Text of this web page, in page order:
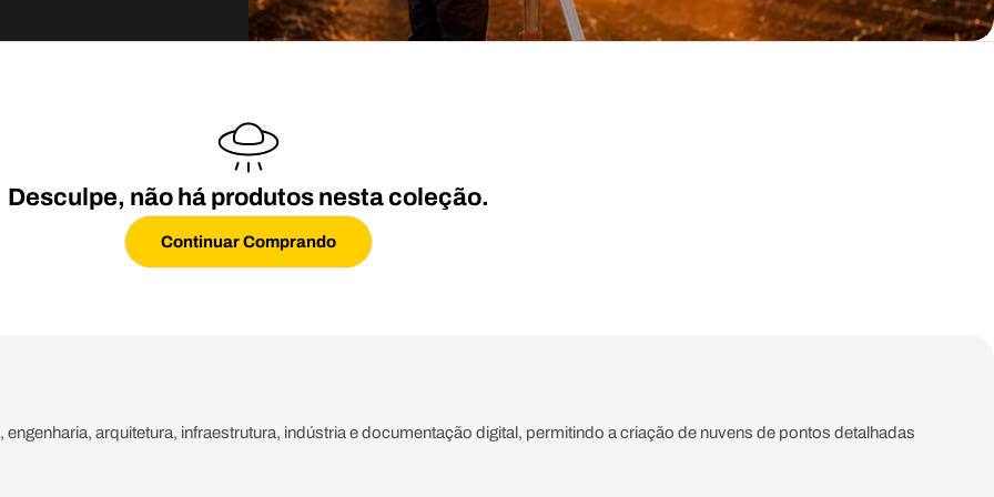
Desculpe, não há produtos nesta coleção.
Continuar Comprando
arquitetura, infraestrutura, indústria e documentação digital, permitindo a criação de nuvens de pontos detalhadas